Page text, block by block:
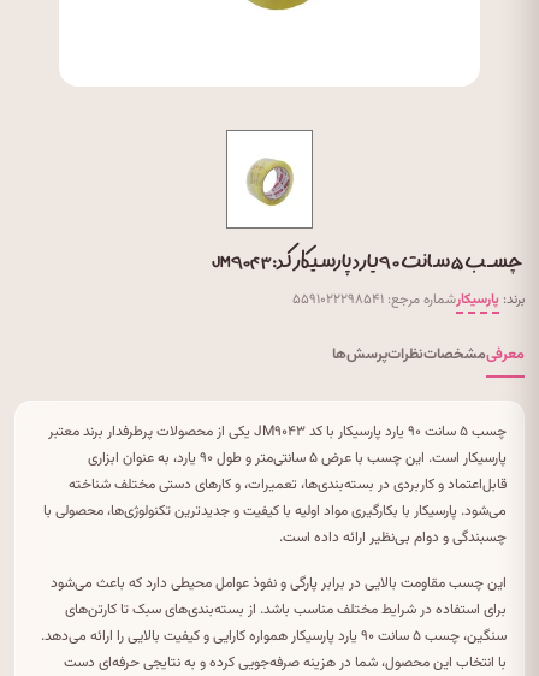
چسب ۵ سانت ۹۰ یارد پارسیکار کد: JM۹۰۴۳
برند: پارسیکارشماره مرجع: ۵۵۹۱۰۲۲۲۹۸۵۴۱
معرفیمشخصاتنظراتپرسش‌ها
چسب ۵ سانت ۹۰ یارد پارسیکار با کد JM۹۰۴۳ یکی از محصولات پرطرفدار برند معتبر
پارسیکار است. این چسب با عرض ۵ سانتی‌متر و طول ۹۰ یارد، به عنوان ابزاری
قابل‌اعتماد و کاربردی در بسته‌بندی‌ها، تعمیرات، و کارهای دستی مختلف شناخته
می‌شود. پارسیکار با بکارگیری مواد اولیه با کیفیت و جدیدترین تکنولوژی‌ها، محصولی با
چسبندگی و دوام بی‌نظیر ارائه داده است.
این چسب مقاومت بالایی در برابر پارگی و نفوذ عوامل محیطی دارد که باعث می‌شود
برای استفاده در شرایط مختلف مناسب باشد. از بسته‌بندی‌های سبک تا کارتن‌های
سنگین، چسب ۵ سانت ۹۰ یارد پارسیکار همواره کارایی و کیفیت بالایی را ارائه می‌دهد.
با انتخاب این محصول، شما در هزینه صرفه‌جویی کرده و به نتایجی حرفه‌ای دست